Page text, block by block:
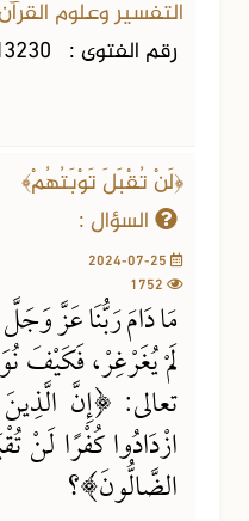
التفسير وعلوم القرآن
رقم الفتوى :
﴿لَنْ تُقْبَلَ تَوْبَتُهُمْ﴾
السؤال :
مَا دَامَ رَبُّنَا عَزَّ
لَمْ يُغَرْغِرْ، فَكَيْفَ
تعالى: ﴿إِنَّ
ازْدَادُوا كُفْرًا لَنْ
الضَّالُّونَ﴾؟